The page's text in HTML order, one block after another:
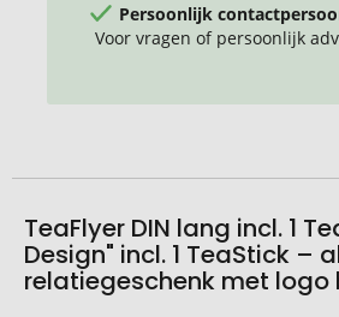
Persoonlijk
Voor vragen of persoonlijk
TeaFlyer DIN lang incl. 1
Design" incl. 1 TeaStick –
relatiegeschenk met logo